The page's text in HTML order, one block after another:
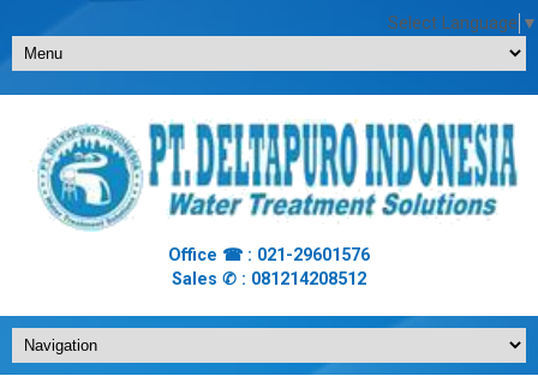
Select Language ▼
Office ☎ : 021-29601576
Sales ✆ : 081214208512